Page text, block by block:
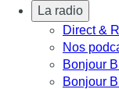
La radio
Direct &
Nos
Bonjour
Bonjour